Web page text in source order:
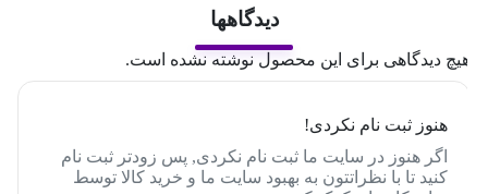
دیدگاهها
دیدگاهی برای این محصول نوشته نشده است.
هنوز ثبت نام نکردی!
اگر هنوز در سایت ما ثبت نام نکردی, پس زودتر ثبت نام
کنید تا با نظراتتون به بهبود سایت ما و خرید کالا توسط